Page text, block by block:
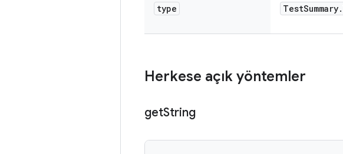
type TestSummary.
Herkese açık yöntemler
getString